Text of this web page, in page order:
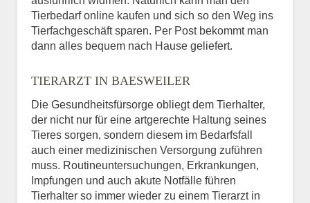
Tierbedarf online kaufen und sich so den Weg ins
Tierfachgeschäft sparen. Per Post bekommt man
dann alles bequem nach Hause geliefert.
TIERARZT IN BAESWEILER
Die Gesundheitsfürsorge obliegt dem Tierhalter,
der nicht nur für eine artgerechte Haltung seines
Tieres sorgen, sondern diesem im Bedarfsfall
auch einer medizinischen Versorgung zuführen
muss. Routineuntersuchungen, Erkrankungen,
Impfungen und auch akute Notfälle führen
Tierhalter so immer wieder zu einem Tierarzt in